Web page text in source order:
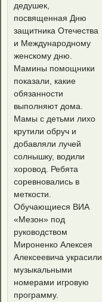
дедушек,
посвященная Дню
защитника Отечества
и Международному
женскому дню.
Мамины помощники
показали, какие
обязанности
выполняют дома.
Мамы с детьми лихо
крутили обруч и
добавляли лучей
солнышку, водили
хоровод. Ребята
соревновались в
меткости.
Обучающиеся ВИА
«Мезон» под
руководством
Мироненко Алексея
Алексеевича украсили
музыкальными
номерами игровую
программу.